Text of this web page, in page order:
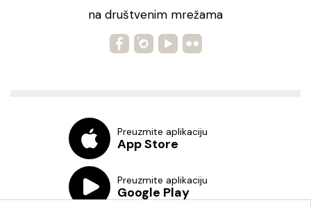
na društvenim mrežama
Preuzmite aplikaciju
App Store
Preuzmite aplikaciju
Google Play